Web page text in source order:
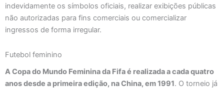
indevidamente os símbolos oficiais, realizar exibições públicas
não autorizadas para fins comerciais ou comercializar
ingressos de forma irregular.
Futebol feminino
A Copa do Mundo Feminina da Fifa é realizada a cada quatro
anos desde a primeira edição, na China, em 1991. O torneio já